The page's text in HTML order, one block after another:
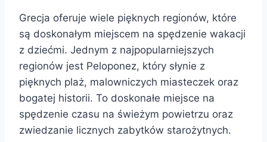
Grecja oferuje wiele pięknych regionów, które
są doskonałym miejscem na spędzenie wakacji
z dziećmi. Jednym z najpopularniejszych
regionów jest Peloponez, który słynie z
pięknych plaż, malowniczych miasteczek oraz
bogatej historii. To doskonałe miejsce na
spędzenie czasu na świeżym powietrzu oraz
zwiedzanie licznych zabytków starożytnych.